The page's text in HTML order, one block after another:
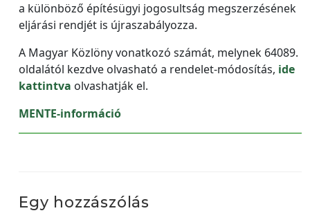
a különböző építésügyi jogosultság megszerzésének
eljárási rendjét is újraszabályozza.
A Magyar Közlöny vonatkozó számát, melynek 64089.
oldalától kezdve olvasható a rendelet-módosítás, ide
kattintva olvashatják el.
MENTE-információ
Egy hozzászólás